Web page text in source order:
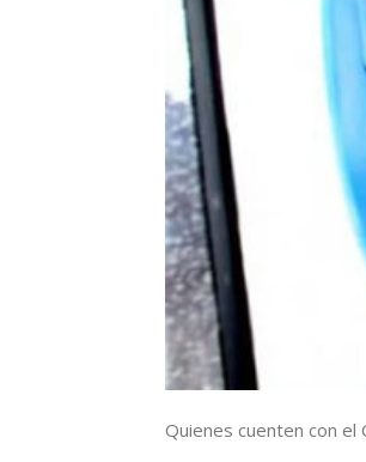
Quienes cuenten con el